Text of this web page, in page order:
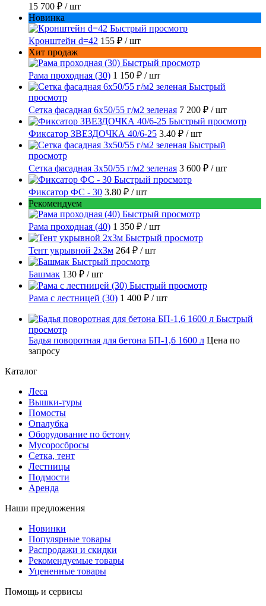
15 700 ₽ / шт
Новинка
Быстрый просмотр
Кронштейн d=42 155 ₽ / шт
Хит продаж
Быстрый просмотр
Рама проходная (30) 1 150 ₽ / шт
Быстрый
просмотр
Сетка фасадная 6x50/55 г/м2 зеленая 7 200 ₽ / шт
Быстрый просмотр
Фиксатор ЗВЕЗДОЧКА 40/6-25 3.40 ₽ / шт
Быстрый
просмотр
Сетка фасадная 3x50/55 г/м2 зеленая 3 600 ₽ / шт
Быстрый просмотр
Фиксатор ФС - 30 3.80 ₽ / шт
Рекомендуем
Быстрый просмотр
Рама проходная (40) 1 350 ₽ / шт
Быстрый просмотр
Тент укрывной 2х3м 264 ₽ / шт
Быстрый просмотр
Башмак 130 ₽ / шт
Быстрый просмотр
Рама с лестницей (30) 1 400 ₽ / шт
Быстрый
просмотр
Бадья поворотная для бетона БП-1,6 1600 л Цена по
запросу
Каталог
Леса
Вышки-туры
Помосты
Опалубка
Оборудование по бетону
Мусороcбросы
Сетка, тент
Лестницы
Подмости
Аренда
Наши предложения
Новинки
Популярные товары
Распродажи и скидки
Рекомендуемые товары
Уцененные товары
Помощь и сервисы